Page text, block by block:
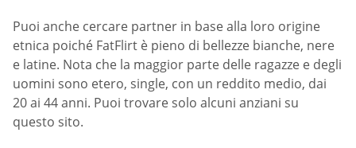
Puoi anche cercare partner in base alla loro origine
etnica poiché FatFlirt è pieno di bellezze bianche, nere
e latine. Nota che la maggior parte delle ragazze e degli
uomini sono etero, single, con un reddito medio, dai
20 ai 44 anni. Puoi trovare solo alcuni anziani su
questo sito.